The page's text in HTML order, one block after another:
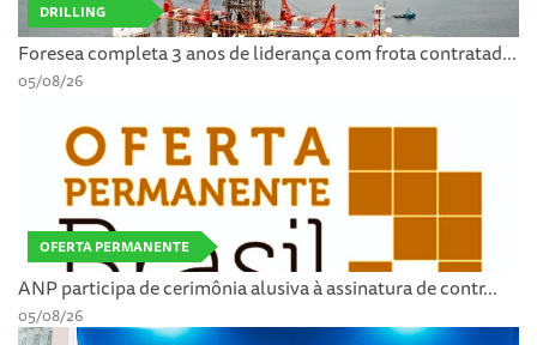
DRILLING
Foresea completa 3 anos de liderança com frota contratad...
05/08/26
OFERTA PERMANENTE
ANP participa de cerimônia alusiva à assinatura de contr...
05/08/26